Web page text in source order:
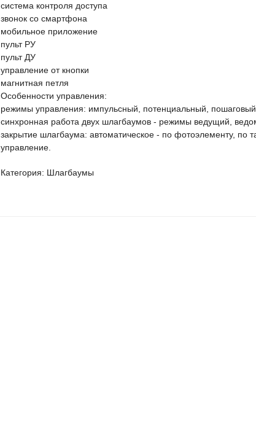
система контроля доступа
звонок со смартфона
мобильное приложение
пульт РУ
пульт ДУ
управление от кнопки
магнитная петля
Особенности управления:
режимы управления: импульсный, потенциальный,
синхронная работа двух шлагбаумов - режимы ведущий,
закрытие шлагбаума: автоматическое - по фотоэлементу, по
управление.
Категория: Шлагбаумы